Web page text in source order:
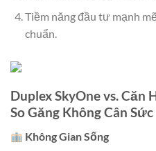
Tiềm năng đầu tư mạnh
chuẩn.
Duplex SkyOne vs. Căn
So Găng Không Cân Sức
Không Gian Sống